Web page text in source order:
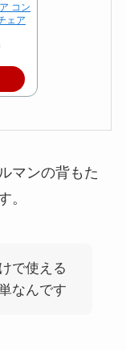
コン
ェア
マンの背もた
。
で使える
なんです